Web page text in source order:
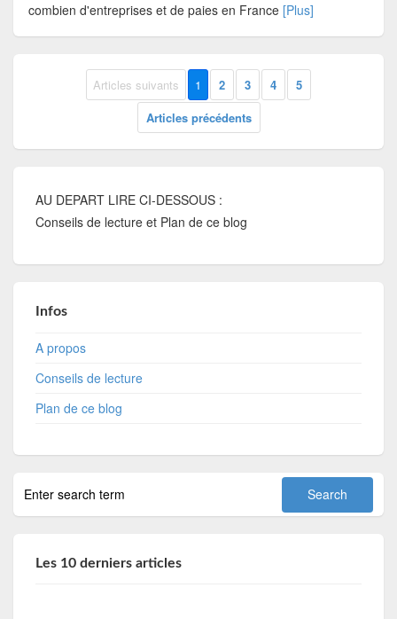
combien d'entreprises et de paies en France [Plus]
Articles suivants 1 2 3 4
5
Articles précédents
AU DEPART LIRE CI-DESSOUS :
Conseils de lecture et Plan de ce blog
Infos
A propos
Conseils de lecture
Plan de ce blog
Les 10 derniers articles